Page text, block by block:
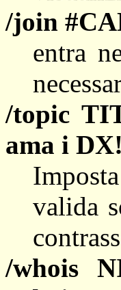
/join
entra
/topic
ama i DX!
valida
/whois